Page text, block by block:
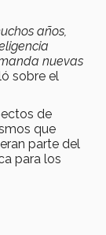
años,
nuevas
sobre el
de
que
parte del
para los